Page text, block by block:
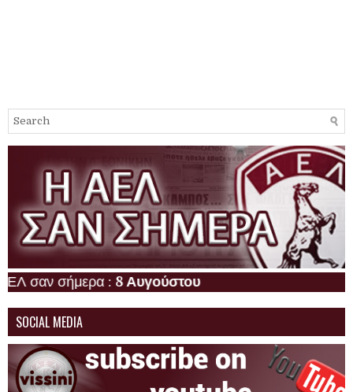
σήμερα :8 Αυγούστου
SOCIAL MEDIA